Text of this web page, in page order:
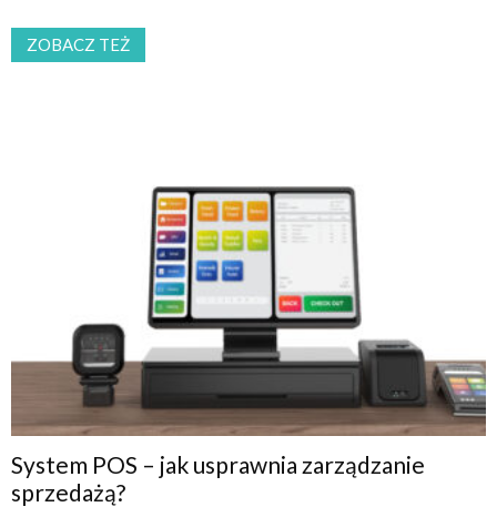
ZOBACZ TEŻ
System POS – jak usprawnia zarządzanie
sprzedażą?